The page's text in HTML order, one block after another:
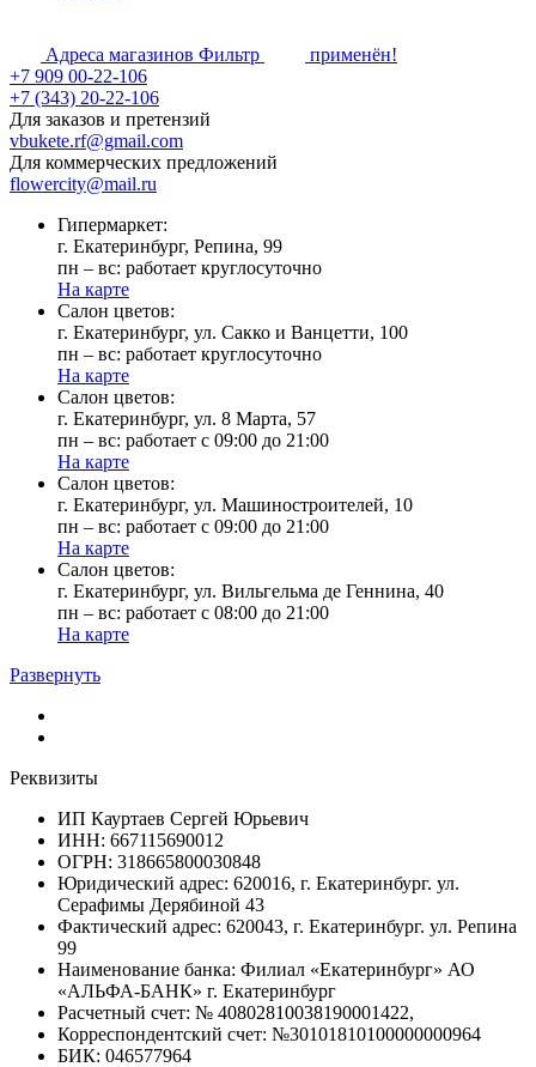
Адреса магазинов Фильтр
применён!
+7 909 00-22-106
+7 (343) 20-22-106
Для заказов и претензий
vbukete.rf@gmail.com
Для коммерческих предложений
flowercity@mail.ru
Гипермаркет:
г. Екатеринбург, Репина, 99
пн – вс: работает круглосуточно
На карте
Cалон цветов:
г. Екатеринбург, ул. Сакко и Ванцетти, 100
пн – вс: работает круглосуточно
На карте
Cалон цветов:
г. Екатеринбург, ул. 8 Марта, 57
пн – вс: работает с 09:00 до 21:00
На карте
Cалон цветов:
г. Екатеринбург, ул. Машиностроителей, 10
пн – вс: работает с 09:00 до 21:00
На карте
Cалон цветов:
г. Екатеринбург, ул. Вильгельма де Геннина, 40
пн – вс: работает с 08:00 до 21:00
На карте
Развернуть
Реквизиты
ИП Кауртаев Сергей Юрьевич
ИНН: 667115690012
ОГРН: 318665800030848
Юридический адрес: 620016, г. Екатеринбург. ул.
Серафимы Дерябиной 43
Фактический адрес: 620043, г. Екатеринбург. ул. Репина
99
Наименование банка: Филиал «Екатеринбург» АО
«АЛЬФА-БАНК» г. Екатеринбург
Расчетный счет: № 40802810038190001422,
Корреспондентский счет: №30101810100000000964
БИК: 046577964